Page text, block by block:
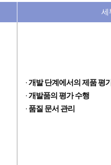
세
개발 단계에서의 제품 평
개발품의 평가 수행
품질 문서 관리